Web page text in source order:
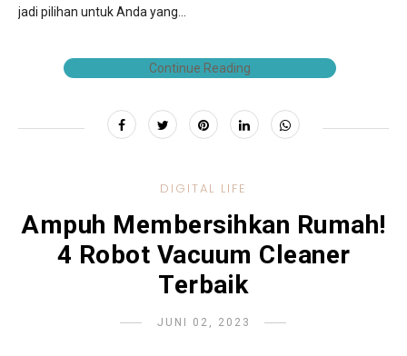
jadi pilihan untuk Anda yang...
Continue Reading
DIGITAL LIFE
Ampuh Membersihkan Rumah!
4 Robot Vacuum Cleaner
Terbaik
JUNI 02, 2023